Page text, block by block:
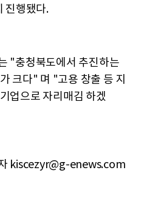
진행됐다.
"충청북도에서 추진하는
크다" 며 "고용 창출 등 지
업으로 자리매김 하겠
kiscezyr@g-enews.com